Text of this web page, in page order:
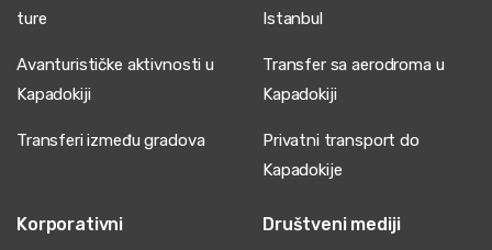
ture
Istanbul
Avanturističke aktivnosti u
Kapadokiji
Transfer sa aerodroma u
Kapadokiji
Transferi između gradova
Privatni transport do
Kapadokije
Korporativni Društveni mediji